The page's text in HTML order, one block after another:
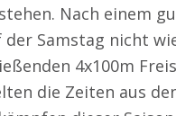
Nach einem
Samstag nicht
4x100m
die Zeiten aus